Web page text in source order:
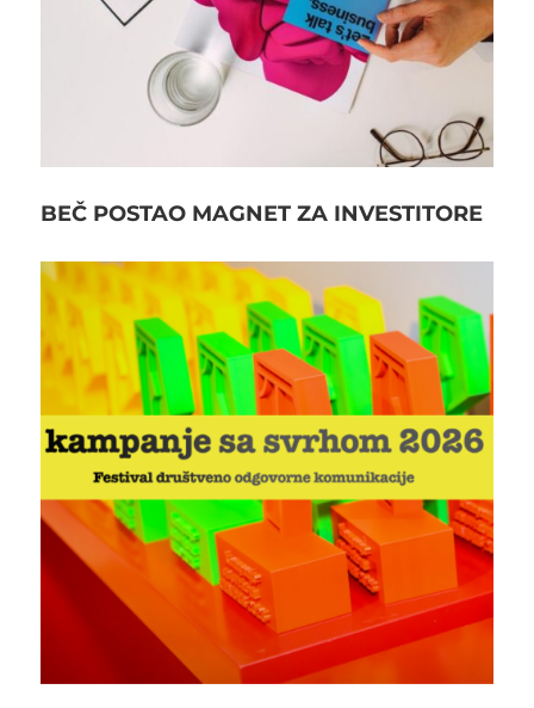
BEČ POSTAO MAGNET ZA INVESTITORE